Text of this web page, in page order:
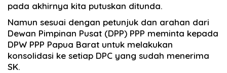
pada akhirnya kita putuskan ditunda.
Namun sesuai dengan petunjuk dan arahan dari
Dewan Pimpinan Pusat (DPP) PPP meminta kepada
DPW PPP Papua Barat untuk melakukan
konsolidasi ke setiap DPC yang sudah menerima
SK.